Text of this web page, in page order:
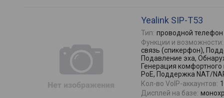
Yealink SIP-T53
Тип: проводной телефон
Функции и возможности:
связь (спикерфон),
Подавление эха,
Генерация
PoE, Поддержка NAT/
Кол-во VoIP-аккаунтов:
Дисплей на базе: